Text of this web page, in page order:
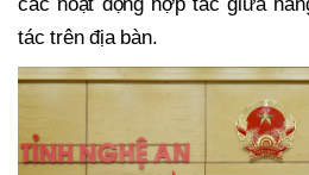
tác trên địa bàn.